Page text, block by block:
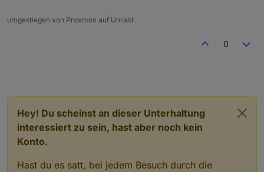
Betrachtungswinkel
Ich stelle mal zwei Links ein. Die aktuell für mich in
https://www.amazon.de/gp/product/B0DJX5GDH4/ref
umgestiegen von Proxmox auf Unraid
0
Hey! Du scheinst an dieser Unterhaltung
interessiert zu sein, hast aber noch kein
Konto.
Hast du es satt, bei jedem Besuch durch die